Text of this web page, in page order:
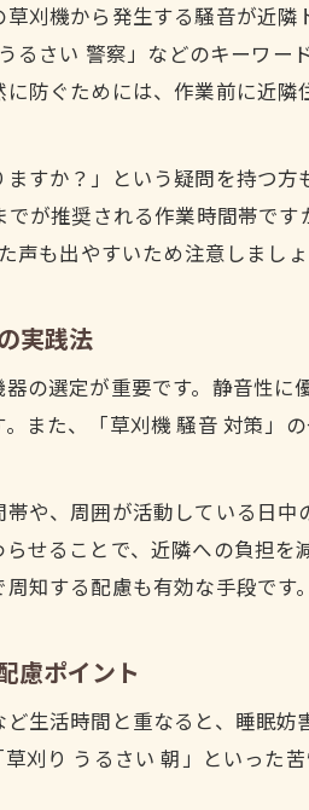
草刈機騒音レベ
草刈り作業でイヤ
エンジン式と電
草刈り騒音対策
近隣配慮で安全に草刈
草刈り騒音が気に
草刈りの安全対策
草刈り中の通報や苦情
草刈り騒音で通報
草刈り作業中の苦
草刈り騒音による
草刈り騒音問題で
他人の土地での草刈
刈機から発生する騒音が近
るさい 警察」などのキーワ
防ぐためには、作業前に近
すか？」という疑問を持つ
が推奨される作業時間帯で
も出やすいため注意しましょ
実践法
の選定が重要です。静音性
また、「草刈機 騒音 対策」
や、周囲が活動している日
せることで、近隣への負担
知する配慮も有効な手段です。
慮ポイント
生活時間と重なると、睡眠
刈り うるさい 朝」といっ